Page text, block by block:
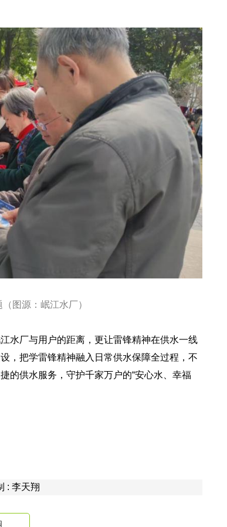
图源：岷江水厂）
水厂与用户的距离，更让雷锋精神在供水一线
，把学雷锋精神融入日常供水保障全过程，不
的供水服务，守护千家万户的“安心水、幸福
: 李天翔